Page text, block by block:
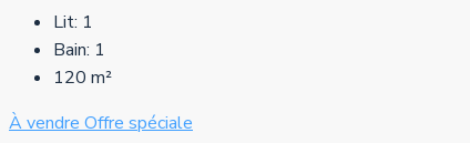
Lit: 1
Bain: 1
120 m²
À vendre Offre spéciale